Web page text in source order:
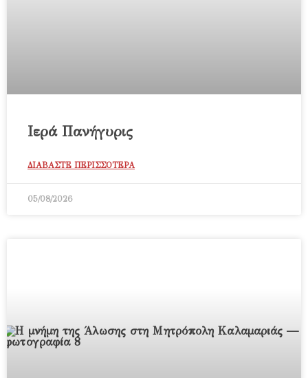
Ιερά Πανήγυρις
ΔΙΑΒΑΣΤΕ ΠΕΡΙΣΣΟΤΕΡΑ
05/08/2026